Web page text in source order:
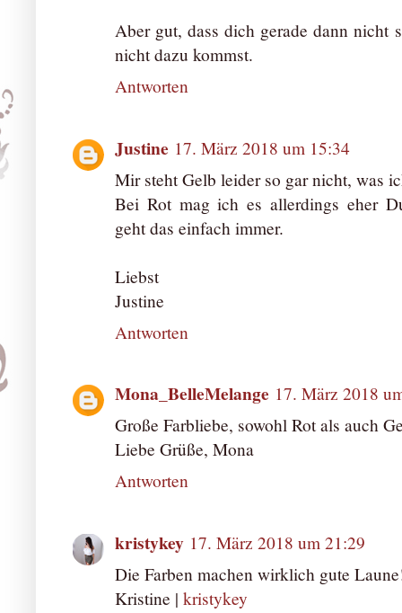
Aber gut, dass dich gerade dann nicht
nicht dazu kommst.
Antworten
Justine 17. März 2018 um 15:34
Mir steht Gelb leider so gar nicht, was
Bei Rot mag ich es allerdings eher
geht das einfach immer.
Liebst
Justine
Antworten
Mona_BelleMelange 17. März 2018
Große Farbliebe, sowohl Rot als auch
Liebe Grüße, Mona
Antworten
kristykey 17. März 2018 um 21:29
Die Farben machen wirklich gute
Kristine | kristykey